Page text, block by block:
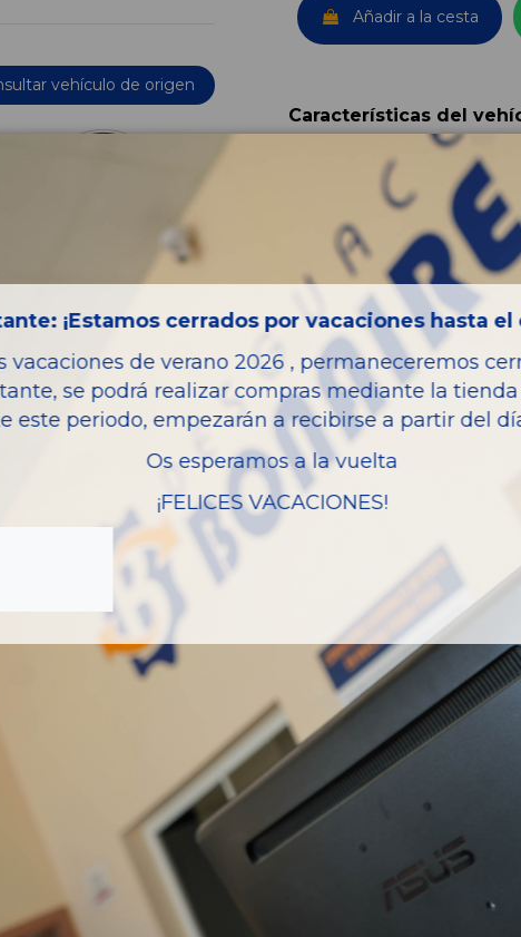
vehículo de origen
Añadir a la cesta
Características del
Año fabricación
Bastidor
Color
Combustible
Versión
Potencia
Modelo
Garantia
almacenadas del
¡Estamos cerrados por vacaciones hasta el
vacaciones de verano 2026 , permaneceremos
se podrá realizar compras mediante la
este periodo, empezarán a recibirse a partir del
Os esperamos a la vuelta
¡FELICES VACACIONES!